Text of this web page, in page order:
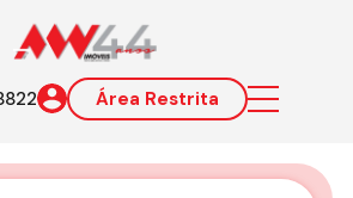
Área Restrita